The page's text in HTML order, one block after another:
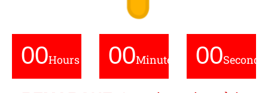
00Hours 00Minutes 00Seconds